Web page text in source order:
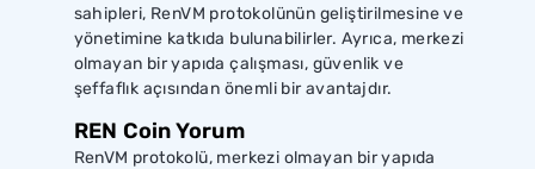
sahipleri, RenVM protokolünün geliştirilmesine ve
yönetimine katkıda bulunabilirler. Ayrıca, merkezi
olmayan bir yapıda çalışması, güvenlik ve
şeffaflık açısından önemli bir avantajdır.
REN Coin Yorum
RenVM protokolü, merkezi olmayan bir yapıda